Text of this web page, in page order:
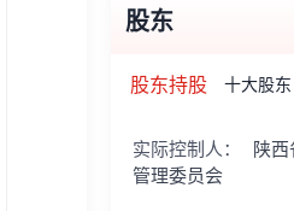
股东
股东持股 十大股东
实际控制人：
陕
管理委员会